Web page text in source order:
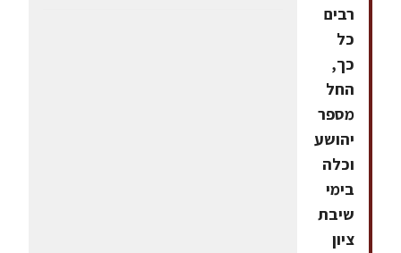
רבים
כל
כך,
החל
מספר
יהושע
וכלה
בימי
שיבת
ציון